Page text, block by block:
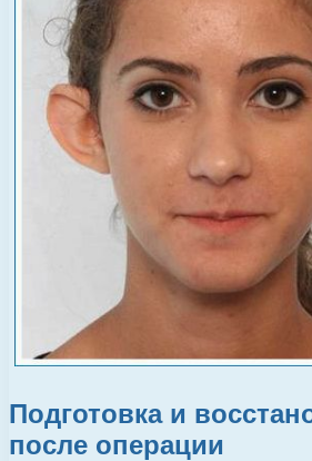
Подготовка и
после операции